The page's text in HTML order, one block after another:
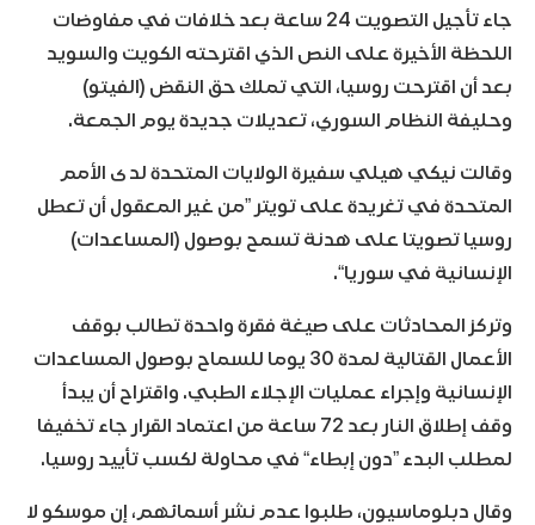
جاء تأجيل التصويت 24 ساعة بعد خلافات في مفاوضات
اللحظة الأخيرة على النص الذي اقترحته الكويت والسويد
بعد أن اقترحت روسيا، التي تملك حق النقض (الفيتو)
وحليفة النظام السوري، تعديلات جديدة يوم الجمعة.
وقالت نيكي هيلي سفيرة الولايات المتحدة لدى الأمم
المتحدة في تغريدة على تويتر ”من غير المعقول أن تعطل
روسيا تصويتا على هدنة تسمح بوصول (المساعدات)
الإنسانية في سوريا“.
وتركز المحادثات على صيغة فقرة واحدة تطالب بوقف
الأعمال القتالية لمدة 30 يوما للسماح بوصول المساعدات
الإنسانية وإجراء عمليات الإجلاء الطبي. واقتراح أن يبدأ
وقف إطلاق النار بعد 72 ساعة من اعتماد القرار جاء تخفيفا
لمطلب البدء ”دون إبطاء“ في محاولة لكسب تأييد روسيا.
وقال دبلوماسيون، طلبوا عدم نشر أسمائهم، إن موسكو لا